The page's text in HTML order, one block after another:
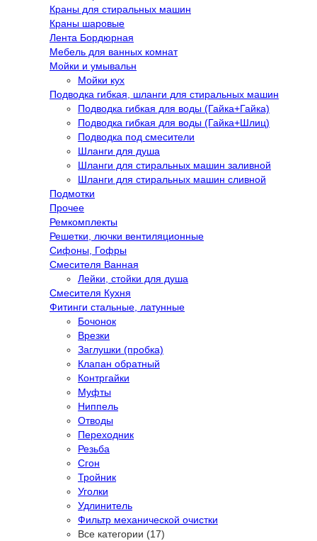
Краны для стиральных машин
Краны шаровые
Лента Бордюрная
Мебель для ванных комнат
Мойки и умывальн
Мойки кух
Подводка гибкая, шланги для стиральных машин
Подводка гибкая для воды (Гайка+Гайка)
Подводка гибкая для воды (Гайка+Шлиц)
Подводка под смесители
Шланги для душа
Шланги для стиральных машин заливной
Шланги для стиральных машин сливной
Подмотки
Прочее
Ремкомплекты
Решетки, лючки вентиляционные
Сифоны, Гофры
Смесителя Ванная
Лейки, стойки для душа
Смесителя Кухня
Фитинги стальные, латунные
Бочонок
Врезки
Заглушки (пробка)
Клапан обратный
Контргайки
Муфты
Ниппель
Отводы
Переходник
Резьба
Сгон
Тройник
Уголки
Удлинитель
Фильтр механической очистки
Все категории (17)